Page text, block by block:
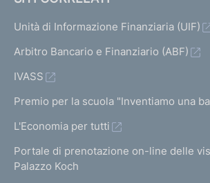
Unità di Informazione Finanziaria (UIF)
Arbitro Bancario e Finanziario (ABF)
IVASS
Premio per la scuola "Inventiamo una
L'Economia per tutti
Portale di prenotazione on-line delle
Palazzo Koch